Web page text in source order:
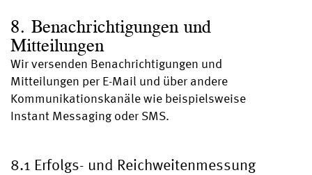
8. Benachrichtigungen und
Mitteilungen
Wir versenden Benachrichtigungen und
Mitteilungen per E-Mail und über andere
Kommunikationskanäle wie beispielsweise
Instant Messaging oder SMS.
8.1 Erfolgs- und Reichweitenmessung